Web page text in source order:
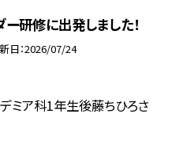
研修に出発しました！
日 2026/07/24
ミア科1年生後藤ちひろさ